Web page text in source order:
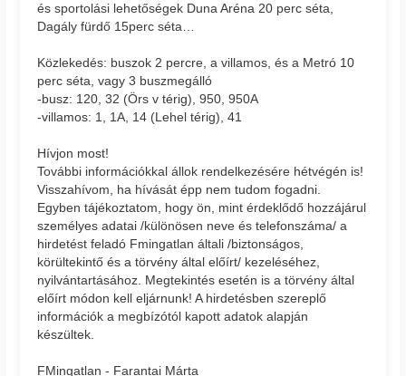
és sportolási lehetőségek Duna Aréna 20 perc séta,
Dagály fürdő 15perc séta…
Közlekedés: buszok 2 percre, a villamos, és a Metró 10
perc séta, vagy 3 buszmegálló
-busz: 120, 32 (Örs v térig), 950, 950A
-villamos: 1, 1A, 14 (Lehel térig), 41
Hívjon most!
További információkkal állok rendelkezésére hétvégén is!
Visszahívom, ha hívását épp nem tudom fogadni.
Egyben tájékoztatom, hogy ön, mint érdeklődő hozzájárul
személyes adatai /különösen neve és telefonszáma/ a
hirdetést feladó Fmingatlan általi /biztonságos,
körültekintő és a törvény által előírt/ kezeléséhez,
nyilvántartásához. Megtekintés esetén is a törvény által
előírt módon kell eljárnunk! A hirdetésben szereplő
információk a megbízótól kapott adatok alapján
készültek.
FMingatlan - Farantai Márta